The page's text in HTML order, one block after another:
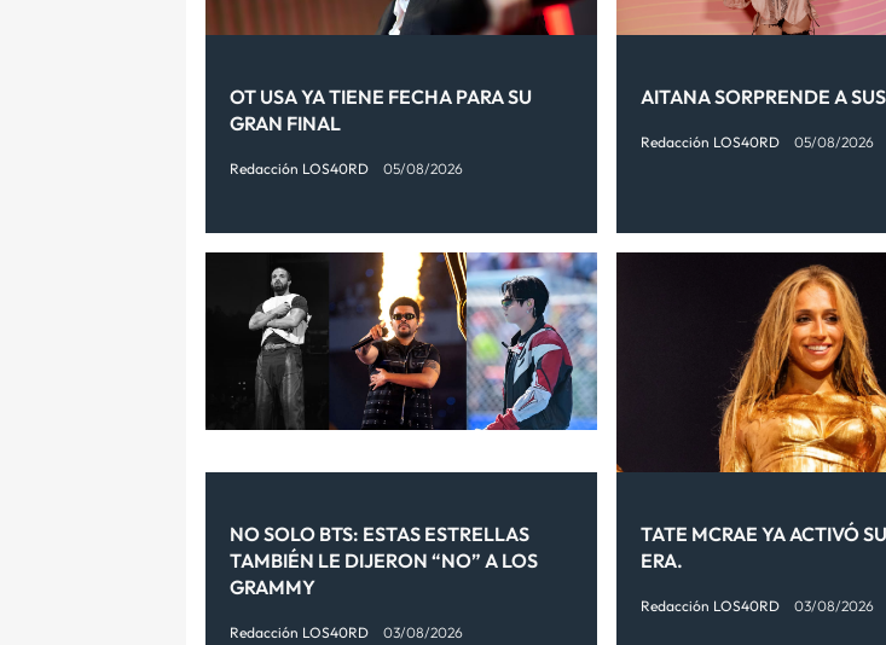
OT USA YA TIENE FECHA PARA SU
GRAN FINAL
Redacción LOS40RD 05/08/2026
AITANA SORPRENDE A
Redacción LOS40RD 05/08/2026
NO SOLO BTS: ESTAS ESTRELLAS
TAMBIÉN LE DIJERON “NO” A LOS
GRAMMY
Redacción LOS40RD 03/08/2026
TATE MCRAE YA ACTIVÓ
ERA.
Redacción LOS40RD 03/08/2026